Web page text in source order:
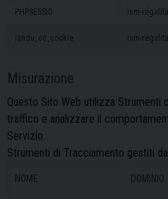
PHPSESSID ism-
iandu_cc_cookie ism-
Misurazione
Questo Sito Web utilizza Strumenti
traffico e analizzare il
Servizio.
Strumenti di Tracciamento gestiti
NOME DOMINIO